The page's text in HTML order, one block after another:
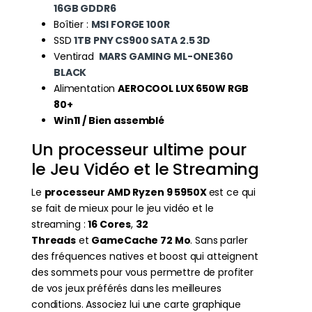
16GB GDDR6
Boîtier : MSI FORGE 100R
SSD1TB PNY CS900 SATA 2.5 3D
Ventirad MARS GAMING ML-ONE360
BLACK
AlimentationAEROCOOL LUX 650W RGB
80+
Win11 / Bien assemblé
Un processeur ultime pour
le Jeu Vidéo et le Streaming
Le processeur AMD Ryzen 9 5950Xest ce qui
se fait de mieux pour le jeu vidéo et le
streaming :16 Cores, 32
Threads et GameCache 72 Mo. Sans parler
des fréquences natives et boost qui atteignent
des sommets pour vous permettre de profiter
de vos jeux préférés dans les meilleures
conditions. Associez lui une carte graphique